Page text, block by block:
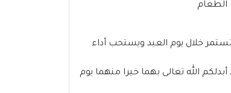
الطعام
تستمر خلال يوم العيد ويستحب أداء
الله تعالى بهما خيرا منهما يوم